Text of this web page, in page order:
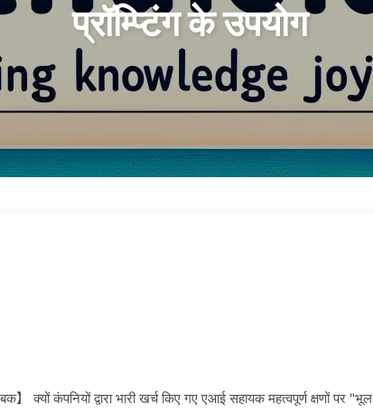
प्रॉम्प्टिंग के उपयोग
क्यों कंपनियों द्वारा भारी खर्च किए गए एआई सहायक महत्वपूर्ण क्षणों पर "भूल